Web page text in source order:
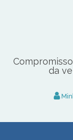
da